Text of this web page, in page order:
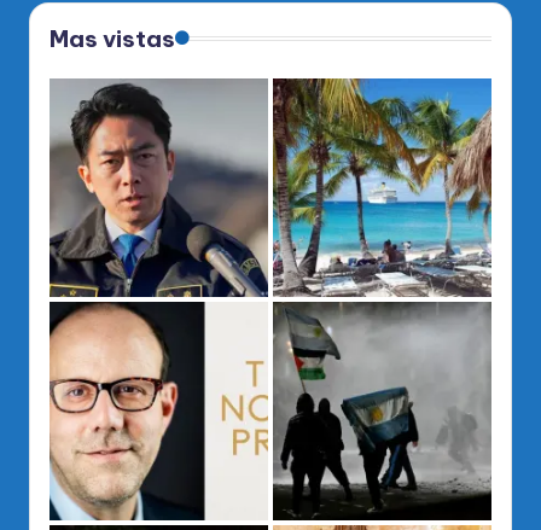
Mas vistas